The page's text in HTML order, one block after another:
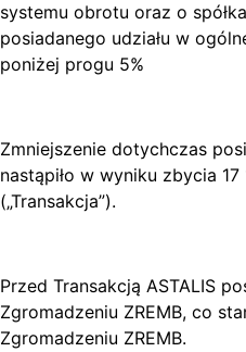
systemu obrotu oraz o
posiadanego udziału w
poniżej progu 5%
Zmniejszenie dotychczas
nastąpiło w wyniku zbycia
(„Transakcja”).
Przed Transakcją ASTALIS
Zgromadzeniu ZREMB, co
Zgromadzeniu ZREMB.